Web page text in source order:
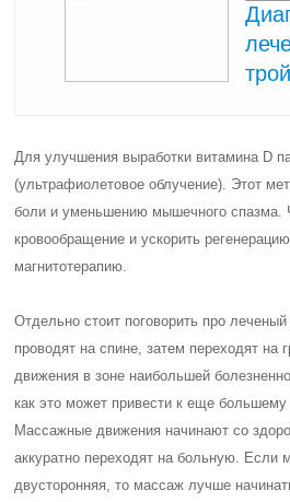
Для улучшения выработки витамина D
(ультрафиолетовое облучение). Этот
боли и уменьшению мышечного спазма.
кровообращение и ускорить
магнитотерапию.
Отдельно стоит поговорить про
проводят на спине, затем переходят на
движения в зоне наибольшей
как это может привести к еще большему
Массажные движения начинают со
аккуратно переходят на больную. Если
двусторонняя, то массаж лучше